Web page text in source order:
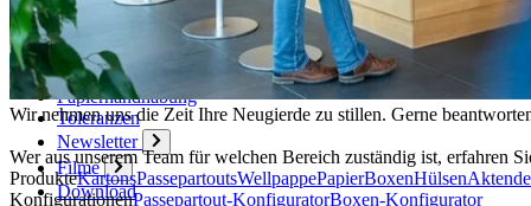
Plus-Leistungen
Anleitungen
Sendungsverfolgung
Faltanleitungen
Papierhandhabung
Toleranzen
Newsletter
Filme
Download
Wir nehmen uns die Zeit Ihre Neugierde zu stillen. Gerne
Wer aus unserem Team für welchen Bereich zuständig ist, erfahren
ProdukteKartonsPassepartoutsWellpappePapierBoxenHülsen
KonfigurationenPassepartout-KonfiguratorBoxen-Konfigurator